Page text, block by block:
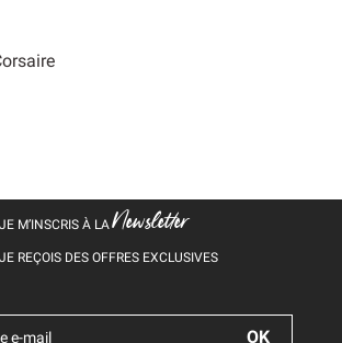
JE M’INSCRIS À LANewsletter
JE REÇOIS DES OFFRES EXCLUSIVES